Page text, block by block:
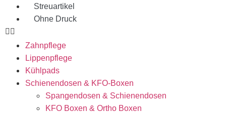
Streuartikel
Ohne Druck
Zahnpflege
Lippenpflege
Kühlpads
Schienendosen & KFO-Boxen
Spangendosen & Schienendosen
KFO Boxen & Ortho Boxen